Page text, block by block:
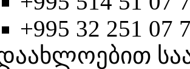
+995 32 251 07